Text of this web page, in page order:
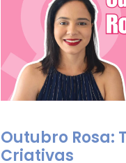
Outubro Rosa:
Criativas